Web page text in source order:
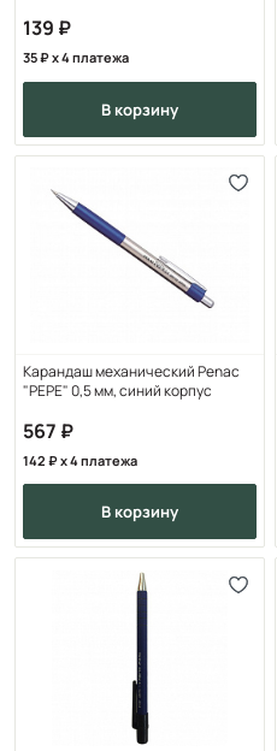
139
35 x 4 платежа
в корзину
Карандаш механический Penac
"PEPE" 0,5 мм, синий корпус
567
142 x 4 платежа
в корзину